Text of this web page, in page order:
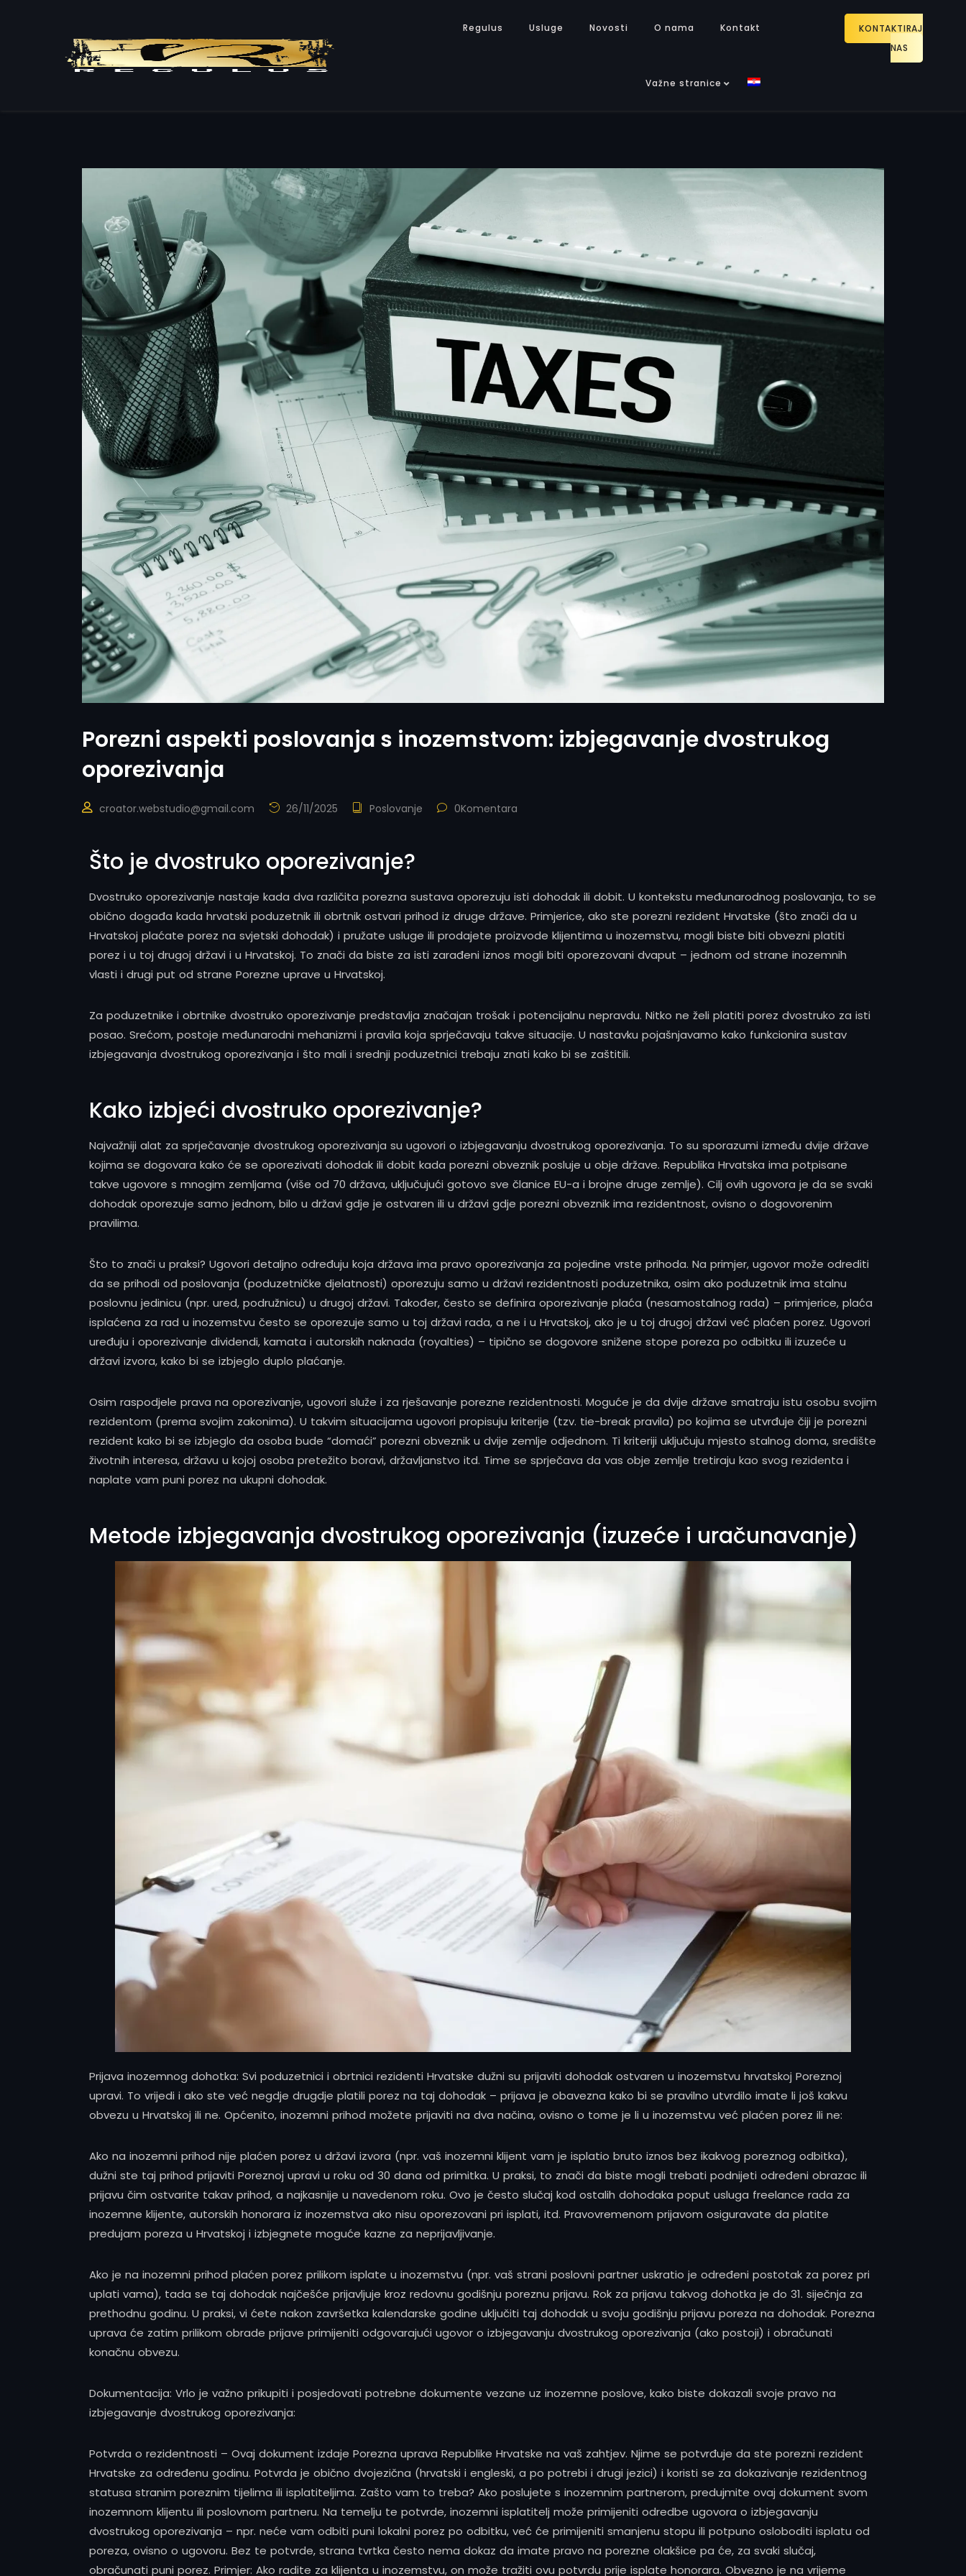
Regulus Usluge Novosti O nama Kontakt
Važne stranice
KONTAKTIRAJ
NAS
Porezni aspekti poslovanja s inozemstvom: izbjegavanje dvostrukog
oporezivanja
croator.webstudio@gmail.com 26/11/2025 Poslovanje 0Komentara
Što je dvostruko oporezivanje?
Dvostruko oporezivanje nastaje kada dva različita porezna sustava oporezuju isti dohodak ili dobit. U kontekstu međunarodnog poslovanja, to se
obično događa kada hrvatski poduzetnik ili obrtnik ostvari prihod iz druge države. Primjerice, ako ste porezni rezident Hrvatske (što znači da u
Hrvatskoj plaćate porez na svjetski dohodak) i pružate usluge ili prodajete proizvode klijentima u inozemstvu, mogli biste biti obvezni platiti
porez i u toj drugoj državi i u Hrvatskoj. To znači da biste za isti zarađeni iznos mogli biti oporezovani dvaput – jednom od strane inozemnih
vlasti i drugi put od strane Porezne uprave u Hrvatskoj.
Za poduzetnike i obrtnike dvostruko oporezivanje predstavlja značajan trošak i potencijalnu nepravdu. Nitko ne želi platiti porez dvostruko za isti
posao. Srećom, postoje međunarodni mehanizmi i pravila koja sprječavaju takve situacije. U nastavku pojašnjavamo kako funkcionira sustav
izbjegavanja dvostrukog oporezivanja i što mali i srednji poduzetnici trebaju znati kako bi se zaštitili.
Kako izbjeći dvostruko oporezivanje?
Najvažniji alat za sprječavanje dvostrukog oporezivanja su ugovori o izbjegavanju dvostrukog oporezivanja. To su sporazumi između dvije države
kojima se dogovara kako će se oporezivati dohodak ili dobit kada porezni obveznik posluje u obje države. Republika Hrvatska ima potpisane
takve ugovore s mnogim zemljama (više od 70 država, uključujući gotovo sve članice EU-a i brojne druge zemlje). Cilj ovih ugovora je da se svaki
dohodak oporezuje samo jednom, bilo u državi gdje je ostvaren ili u državi gdje porezni obveznik ima rezidentnost, ovisno o dogovorenim
pravilima.
Što to znači u praksi? Ugovori detaljno određuju koja država ima pravo oporezivanja za pojedine vrste prihoda. Na primjer, ugovor može odrediti
da se prihodi od poslovanja (poduzetničke djelatnosti) oporezuju samo u državi rezidentnosti poduzetnika, osim ako poduzetnik ima stalnu
poslovnu jedinicu (npr. ured, podružnicu) u drugoj državi. Također, često se definira oporezivanje plaća (nesamostalnog rada) – primjerice, plaća
isplaćena za rad u inozemstvu često se oporezuje samo u toj državi rada, a ne i u Hrvatskoj, ako je u toj drugoj državi već plaćen porez. Ugovori
uređuju i oporezivanje dividendi, kamata i autorskih naknada (royalties) – tipično se dogovore snižene stope poreza po odbitku ili izuzeće u
državi izvora, kako bi se izbjeglo duplo plaćanje.
Osim raspodjele prava na oporezivanje, ugovori služe i za rješavanje porezne rezidentnosti. Moguće je da dvije države smatraju istu osobu svojim
rezidentom (prema svojim zakonima). U takvim situacijama ugovori propisuju kriterije (tzv. tie-break pravila) po kojima se utvrđuje čiji je porezni
rezident kako bi se izbjeglo da osoba bude “domaći” porezni obveznik u dvije zemlje odjednom. Ti kriteriji uključuju mjesto stalnog doma, središte
životnih interesa, državu u kojoj osoba pretežito boravi, državljanstvo itd. Time se sprječava da vas obje zemlje tretiraju kao svog rezidenta i
naplate vam puni porez na ukupni dohodak.
Metode izbjegavanja dvostrukog oporezivanja (izuzeće i uračunavanje)
Prijava inozemnog dohotka: Svi poduzetnici i obrtnici rezidenti Hrvatske dužni su prijaviti dohodak ostvaren u inozemstvu hrvatskoj Poreznoj
upravi. To vrijedi i ako ste već negdje drugdje platili porez na taj dohodak – prijava je obavezna kako bi se pravilno utvrdilo imate li još kakvu
obvezu u Hrvatskoj ili ne. Općenito, inozemni prihod možete prijaviti na dva načina, ovisno o tome je li u inozemstvu već plaćen porez ili ne:
Ako na inozemni prihod nije plaćen porez u državi izvora (npr. vaš inozemni klijent vam je isplatio bruto iznos bez ikakvog poreznog odbitka),
dužni ste taj prihod prijaviti Poreznoj upravi u roku od 30 dana od primitka. U praksi, to znači da biste mogli trebati podnijeti određeni obrazac ili
prijavu čim ostvarite takav prihod, a najkasnije u navedenom roku. Ovo je često slučaj kod ostalih dohodaka poput usluga freelance rada za
inozemne klijente, autorskih honorara iz inozemstva ako nisu oporezovani pri isplati, itd. Pravovremenom prijavom osiguravate da platite
predujam poreza u Hrvatskoj i izbjegnete moguće kazne za neprijavljivanje.
Ako je na inozemni prihod plaćen porez prilikom isplate u inozemstvu (npr. vaš strani poslovni partner uskratio je određeni postotak za porez pri
uplati vama), tada se taj dohodak najčešće prijavljuje kroz redovnu godišnju poreznu prijavu. Rok za prijavu takvog dohotka je do 31. siječnja za
prethodnu godinu. U praksi, vi ćete nakon završetka kalendarske godine uključiti taj dohodak u svoju godišnju prijavu poreza na dohodak. Porezna
uprava će zatim prilikom obrade prijave primijeniti odgovarajući ugovor o izbjegavanju dvostrukog oporezivanja (ako postoji) i obračunati
konačnu obvezu.
Dokumentacija: Vrlo je važno prikupiti i posjedovati potrebne dokumente vezane uz inozemne poslove, kako biste dokazali svoje pravo na
izbjegavanje dvostrukog oporezivanja:
Potvrda o rezidentnosti – Ovaj dokument izdaje Porezna uprava Republike Hrvatske na vaš zahtjev. Njime se potvrđuje da ste porezni rezident
Hrvatske za određenu godinu. Potvrda je obično dvojezična (hrvatski i engleski, a po potrebi i drugi jezici) i koristi se za dokazivanje rezidentnog
statusa stranim poreznim tijelima ili isplatiteljima. Zašto vam to treba? Ako poslujete s inozemnim partnerom, predujmite ovaj dokument svom
inozemnom klijentu ili poslovnom partneru. Na temelju te potvrde, inozemni isplatitelj može primijeniti odredbe ugovora o izbjegavanju
dvostrukog oporezivanja – npr. neće vam odbiti puni lokalni porez po odbitku, već će primijeniti smanjenu stopu ili potpuno osloboditi isplatu od
poreza, ovisno o ugovoru. Bez te potvrde, strana tvrtka često nema dokaz da imate pravo na porezne olakšice pa će, za svaki slučaj,
obračunati puni porez. Primjer: Ako radite za klijenta u inozemstvu, on može tražiti ovu potvrdu prije isplate honorara. Obvezno je na vrijeme